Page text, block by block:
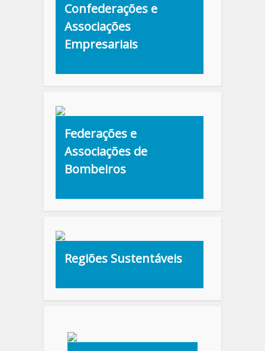
Confederações e
Associações
Empresariais
Federações e
Associações de
Bombeiros
Regiões Sustentáveis